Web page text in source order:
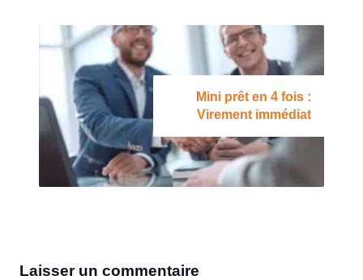
Mini prêt en 4 fois :
Virement immédiat
Laisser un commentaire